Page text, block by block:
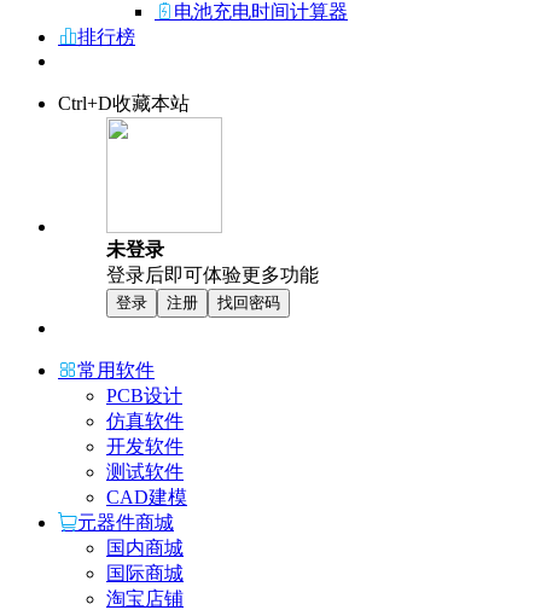
电池充电时间计算器
排行榜
Ctrl+D收藏本站
未登录
登录后即可体验更多功能
登录 注册 找回密码
常用软件
PCB设计
仿真软件
开发软件
测试软件
CAD建模
元器件商城
国内商城
国际商城
淘宝店铺